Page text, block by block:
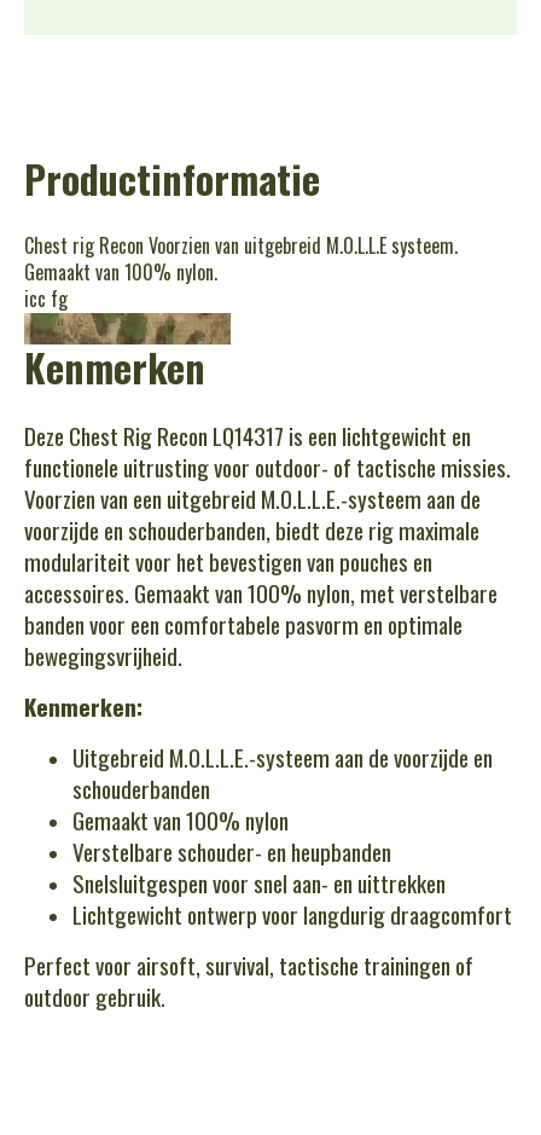
Productinformatie
Chest rig Recon Voorzien van uitgebreid M.O.L.L.E systeem.
Gemaakt van 100% nylon.
icc fg
Kenmerken
Deze Chest Rig Recon LQ14317 is een lichtgewicht en
functionele uitrusting voor outdoor- of tactische missies.
Voorzien van een uitgebreid M.O.L.L.E.-systeem aan de
voorzijde en schouderbanden, biedt deze rig maximale
modulariteit voor het bevestigen van pouches en
accessoires. Gemaakt van 100% nylon, met verstelbare
banden voor een comfortabele pasvorm en optimale
bewegingsvrijheid.
Kenmerken:
Uitgebreid M.O.L.L.E.-systeem aan de voorzijde en
schouderbanden
Gemaakt van 100% nylon
Verstelbare schouder- en heupbanden
Snelsluitgespen voor snel aan- en uittrekken
Lichtgewicht ontwerp voor langdurig draagcomfort
Perfect voor airsoft, survival, tactische trainingen of
outdoor gebruik.